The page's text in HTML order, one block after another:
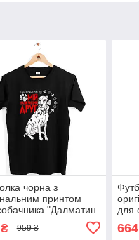
чорна з
принтом
"Далматин
друг" Push
959 ₴
для
664